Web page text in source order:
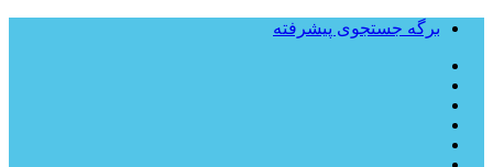
برگه جستجوی پیشرفته